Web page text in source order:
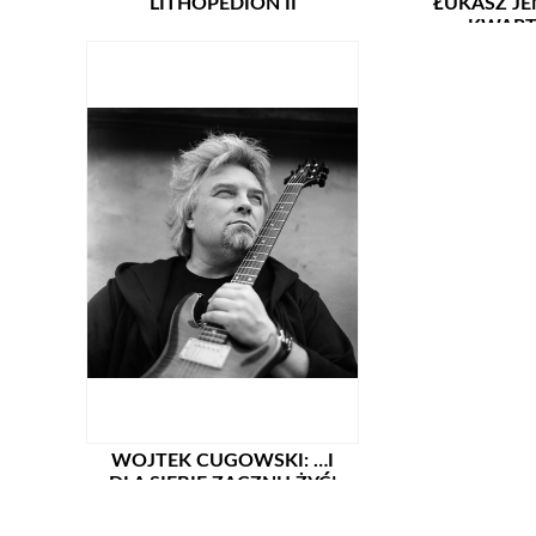
WOJTEK CUGOWSKI: …I
DLA SIEBIE ZACZNIJ ŻYĆ!